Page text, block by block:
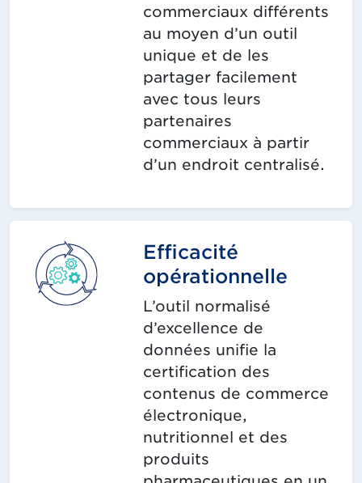
commerciaux différents
au moyen d’un outil
unique et de les
partager facilement
avec tous leurs
partenaires
commerciaux à partir
d’un endroit centralisé.
Efficacité
opérationnelle
L’outil normalisé
d’excellence de
données unifie la
certification des
contenus de commerce
électronique,
nutritionnel et des
produits